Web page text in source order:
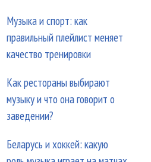
Музыка и спорт: как
правильный плейлист меняет
качество тренировки
Как рестораны выбирают
музыку и что она говорит о
заведении?
Беларусь и хоккей: какую